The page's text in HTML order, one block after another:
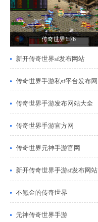
传奇世界1.76
新开传奇世界sf发布网站
传奇世界手游私sf平台发布网
传奇世界手游发布网站大全
传奇世界手游官方网
传奇世界元神手游官网
新开传奇世界手游sf发布网站
不氪金的传奇世界
元神传奇世界手游